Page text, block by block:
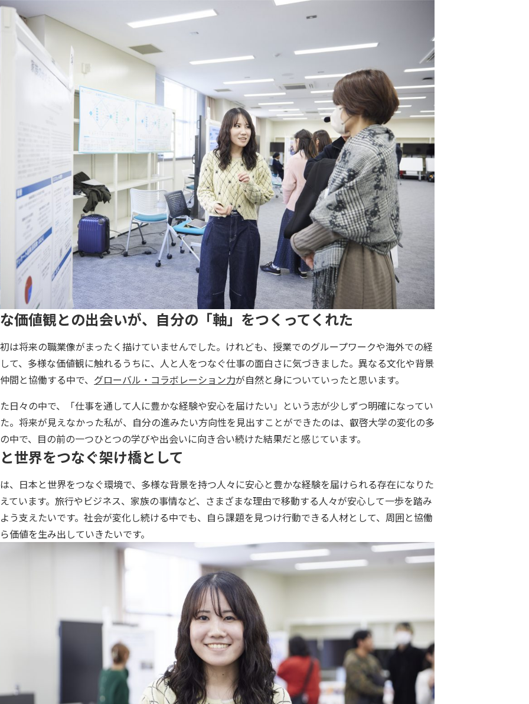
価値観との出会いが、自分の「軸」をつくってくれた
は将来の職業像がまったく描けていませんでした。けれども、授業でのグループワークや海外での経
て、多様な価値観に触れるうちに、人と人をつなぐ仕事の面白さに気づきました。異なる文化や背景
間と協働する中で、 グローバル・コラボレーション力が自然と身についていったと思います。
日々の中で、「仕事を通して人に豊かな経験や安心を届けたい」という志が少しずつ明確になってい
。将来が見えなかった私が、自分の進みたい方向性を見出すことができたのは、叡啓大学の変化の多
中で、目の前の一つひとつの学びや出会いに向き合い続けた結果だと感じています。
世界をつなぐ架け橋として
、日本と世界をつなぐ環境で、多様な背景を持つ人々に安心と豊かな経験を届けられる存在になりた
ています。旅行やビジネス、家族の事情など、さまざまな理由で移動する人々が安心して一歩を踏み
う支えたいです。社会が変化し続ける中でも、自ら課題を見つけ行動できる人材として、周囲と協働
価値を生み出していきたいです。